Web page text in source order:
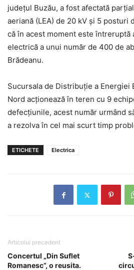
județul Buzău, a fost afectată
aeriană (LEA) de 20 kV și 5 posturi
că în acest moment este întreruptă
electrică a unui număr de 400 de
Brădeanu.
Sucursala de Distribuție a Energiei
Nord acționează în teren cu 9
defecțiunile, acest număr urmând
a rezolva în cel mai scurt timp
ETICHETE Electrica
Articolul precedent
Concertul „Din Suflet
Romanesc”, o reusita.